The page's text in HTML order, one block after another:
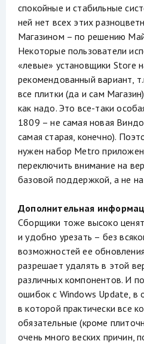
спокойные и стабильные
ней нет всех этих
Магазином – по решению
Некоторые пользователи
«левые» установщики Store
рекомендованный вариант,
все плитки (да и сам
как надо. Это все-таки
1809 – не самая новая
самая старая, конечно).
нужен набор Metro
переключить внимание на
базовой поддержкой, а не на
Дополнительная
Сборщики тоже высоко ценят
и удобно урезать – без
возможностей ее
разрешает удалять в этой
различных компонентов. И
ошибок с Windows Update, в
в которой практически все
обязательные (кроме
очень много веских причин,